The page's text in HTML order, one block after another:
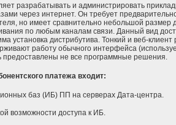
разрабатывать и администрировать
через интернет. Он требует
но имеет сравнительно небольшой размер
по любым каналам связи. Данный вид
установка дистрибутива. Тонкий и веб-
работу обычного интерфейса
предоставлены не все программные решения.
платежа входит:
баз (ИБ) ПП на серверах Дата-центра.
возможности доступа к ИБ.